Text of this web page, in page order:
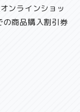
ラインショッ
の商品購入割引券